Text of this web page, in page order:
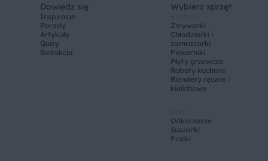
Dowiedz się
Inspiracje
Porady
Artykuły
Quizy
Redakcja
Wybierz sprzęt
Zmywarki
Chłodziarki i
zamrażarki
Piekarniki
Płyty grzewcze
Roboty kuchnne
Blendery ręczne i
kielichowe
Odkurzacze
Suszarki
Pralki